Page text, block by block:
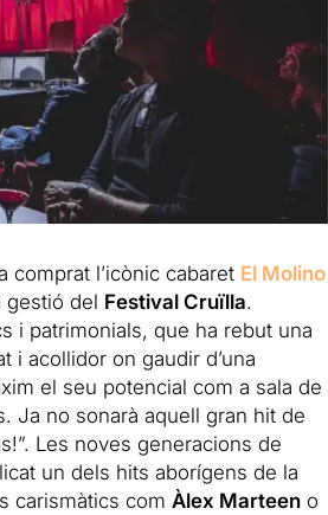
comprat l’icònic cabaret El Molino
gestió del Festival Cruïlla.
i patrimonials, que ha rebut una
i acollidor on gaudir d’una
el seu potencial com a sala de
Ja no sonarà aquell gran hit de
Les noves generacions de
un dels hits aborígens de la
carismàtics com Àlex Marteeno